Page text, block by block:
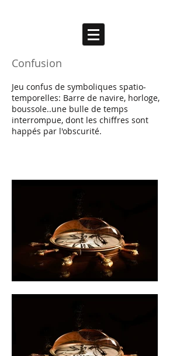
Confusion
Jeu confus de symboliques spatio-
temporelles: Barre de navire, horloge,
boussole..une bulle de temps
interrompue, dont les chiffres sont
happés par l'obscurité.